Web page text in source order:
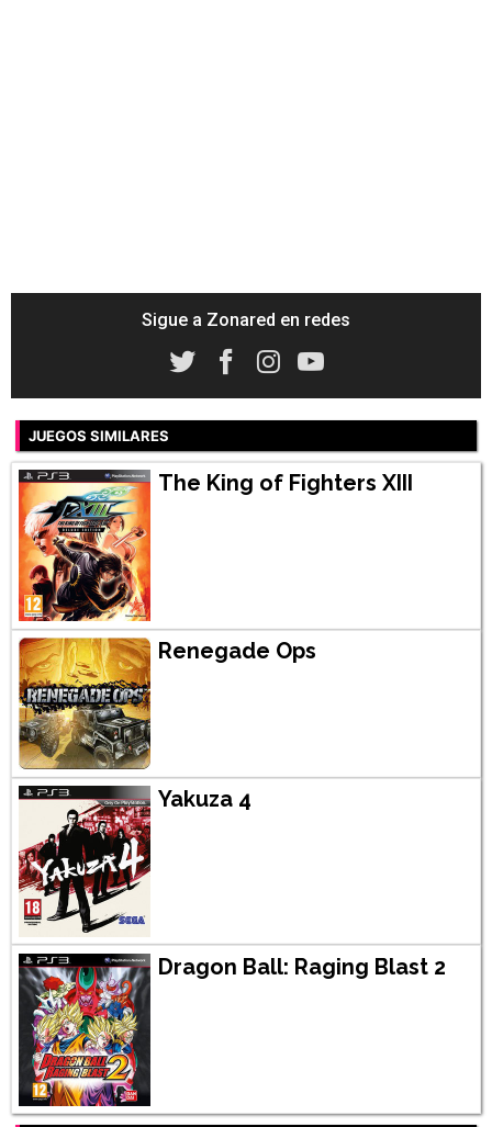
Sigue a Zonared en redes
JUEGOS SIMILARES
The King of Fighters XIII
Renegade Ops
Yakuza 4
Dragon Ball: Raging Blast 2